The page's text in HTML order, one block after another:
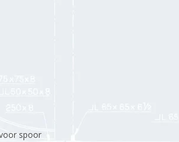
spoor